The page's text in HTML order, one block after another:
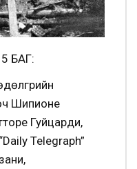
БАГ:
Шипионе
Гуйцарди,
Telegraph”